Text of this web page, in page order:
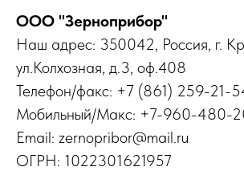
ООО "Зерноприбор"
Наш адрес: 350042, Россия, г.
ул.Колхозная, д.3, оф.408
Телефон/факс: +7 (861) 259-21-
Мобильный/Макс: +7-960-480-
Email: zernopribor@mail.ru
ОГРН: 1022301621957